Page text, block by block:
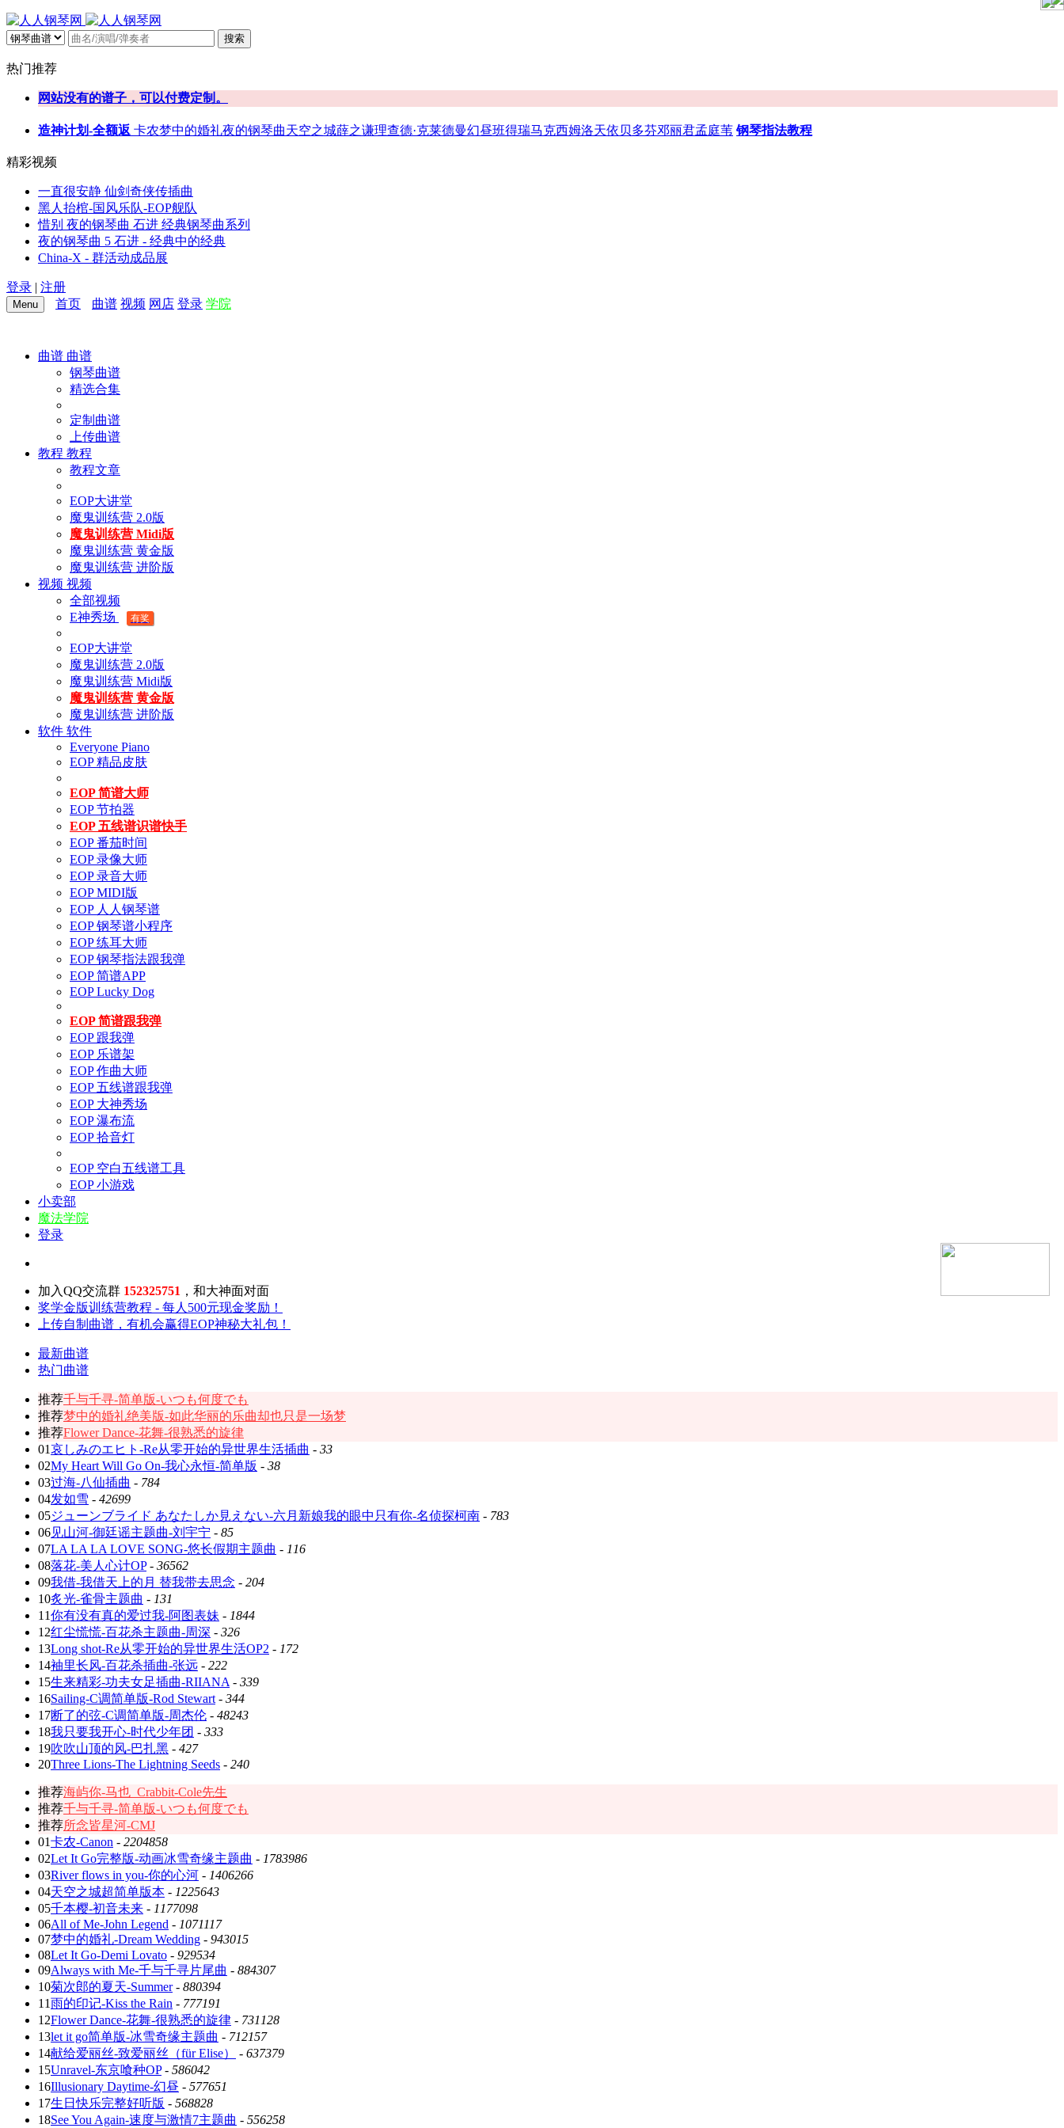
搜索
热门推荐
网站没有的谱子，可以付费定制。
造神计划-全额返 卡农梦中的婚礼夜的钢琴曲天空之城薛之谦理查德·克莱德曼幻昼班得瑞马克西姆洛天依贝多芬邓丽君孟庭苇 钢琴指法教程
精彩视频
一直很安静 仙剑奇侠传插曲
黑人抬棺-国风乐队-EOP舰队
惜别 夜的钢琴曲 石进 经典钢琴曲系列
夜的钢琴曲 5 石进 - 经典中的经典
China-X - 群活动成品展
登录 | 注册
Menu 首页 曲谱 视频 网店 登录 学院
曲谱 曲谱
钢琴曲谱
精选合集
定制曲谱
上传曲谱
教程 教程
教程文章
EOP大讲堂
魔鬼训练营 2.0版
魔鬼训练营 Midi版
魔鬼训练营 黄金版
魔鬼训练营 进阶版
视频 视频
全部视频
E神秀场
有奖
EOP大讲堂
魔鬼训练营 2.0版
魔鬼训练营 Midi版
魔鬼训练营 黄金版
魔鬼训练营 进阶版
软件 软件
Everyone Piano
EOP 精品皮肤
EOP 简谱大师
EOP 节拍器
EOP 五线谱识谱快手
EOP 番茄时间
EOP 录像大师
EOP 录音大师
EOP MIDI版
EOP 人人钢琴谱
EOP 钢琴谱小程序
EOP 练耳大师
EOP 钢琴指法跟我弹
EOP 简谱APP
EOP Lucky Dog
EOP 简谱跟我弹
EOP 跟我弹
EOP 乐谱架
EOP 作曲大师
EOP 五线谱跟我弹
EOP 大神秀场
EOP 瀑布流
EOP 拾音灯
EOP 空白五线谱工具
EOP 小游戏
小卖部
魔法学院
登录
加入QQ交流群 152325751 ，和大神面对面
奖学金版训练营教程 - 每人500元现金奖励！
上传自制曲谱，有机会赢得EOP神秘大礼包！
最新曲谱
热门曲谱
推荐千与千寻-简单版-いつも何度でも
推荐梦中的婚礼绝美版-如此华丽的乐曲却也只是一场梦
推荐Flower Dance-花舞-很熟悉的旋律
01哀しみのエヒト-Re从零开始的异世界生活插曲 - 33
02My Heart Will Go On-我心永恒-简单版 - 38
03过海-八仙插曲 - 784
04发如雪 - 42699
05ジューンブライド あなたしか見えない-六月新娘我的眼中只有你-名侦探柯南 - 783
06见山河-御廷谣主题曲-刘宇宁 - 85
07LA LA LA LOVE SONG-悠长假期主题曲 - 116
08落花-美人心计OP- 36562
09我借-我借天上的月 替我带去思念 - 204
10炙光-雀骨主题曲 - 131
11你有没有真的爱过我-阿图表妹 - 1844
12红尘慌慌-百花杀主题曲-周深 - 326
13Long shot-Re从零开始的异世界生活OP2 - 172
14袖里长风-百花杀插曲-张远 - 222
15生来精彩-功夫女足插曲-RIIANA - 339
16Sailing-C调简单版-Rod Stewart - 344
17断了的弦-C调简单版-周杰伦 - 48243
18我只要我开心-时代少年团 - 333
19吹吹山顶的风-巴扎黑 - 427
20Three Lions-The Lightning Seeds - 240
推荐海屿你-马也_Crabbit-Cole先生
推荐千与千寻-简单版-いつも何度でも
推荐所念皆星河-CMJ
01卡农-Canon - 2204858
02Let It Go完整版-动画冰雪奇缘主题曲 - 1783986
03River flows in you-你的心河 - 1406266
04天空之城超简单版本 - 1225643
05千本樱-初音未来 - 1177098
06All of Me-John Legend - 1071117
07梦中的婚礼-Dream Wedding - 943015
08Let It Go-Demi Lovato - 929534
09Always with Me-千与千寻片尾曲 - 884307
10菊次郎的夏天-Summer- 880394
11雨的印记-Kiss the Rain - 777191
12Flower Dance-花舞-很熟悉的旋律 - 731128
13let it go简单版-冰雪奇缘主题曲 - 712157
14献给爱丽丝-致爱丽丝（für Elise） - 637379
15Unravel-东京喰种OP- 586042
16Illusionary Daytime-幻昼 - 577651
17生日快乐完整好听版 - 568828
18See You Again-速度与激情7主题曲 - 556258